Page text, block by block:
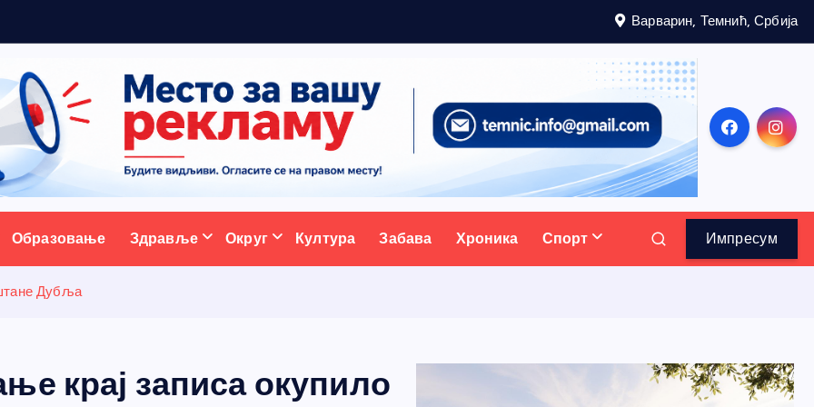
Варварин, Темнић, Србија
портал
Образовање Здравље Округ Култура Забава Хроника Спорт Импресум
Дубља
крај записа окупило